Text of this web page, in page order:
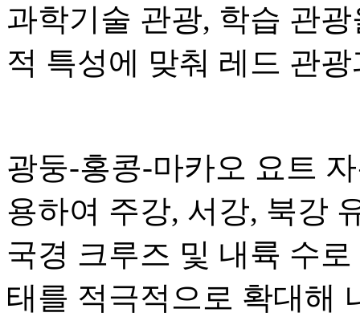
과학기술 관광, 학습 관
적 특성에 맞춰 레드 관
광둥-홍콩-마카오 요트
용하여 주강, 서강, 북강
국경 크루즈 및 내륙 수
태를 적극적으로 확대해